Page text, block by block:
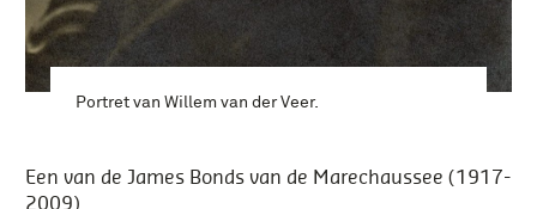
Portret van Willem van der Veer.
Een van de James Bonds van de Marechaussee (1917-
2009)